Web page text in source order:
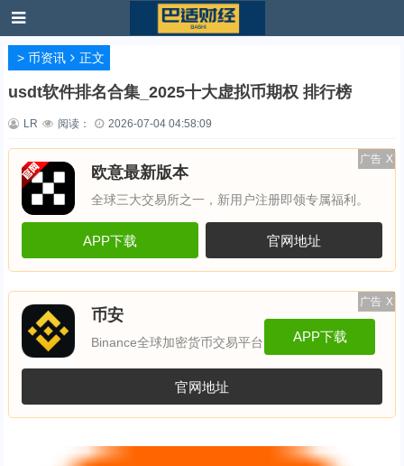
> 币资讯 正文
usdt软件排名合集_2025十大虚拟币期权 排行榜
LR 阅读： 2026-07-04 04:58:09
广告 X
欧意最新版本
全球三大交易所之一，新用户注册即领专属福利。
APP下载 官网地址
广告 X
币安
Binance全球加密货币交易平台 APP下载
官网地址